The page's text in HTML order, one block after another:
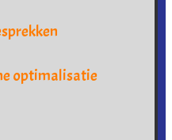
optimalisatie